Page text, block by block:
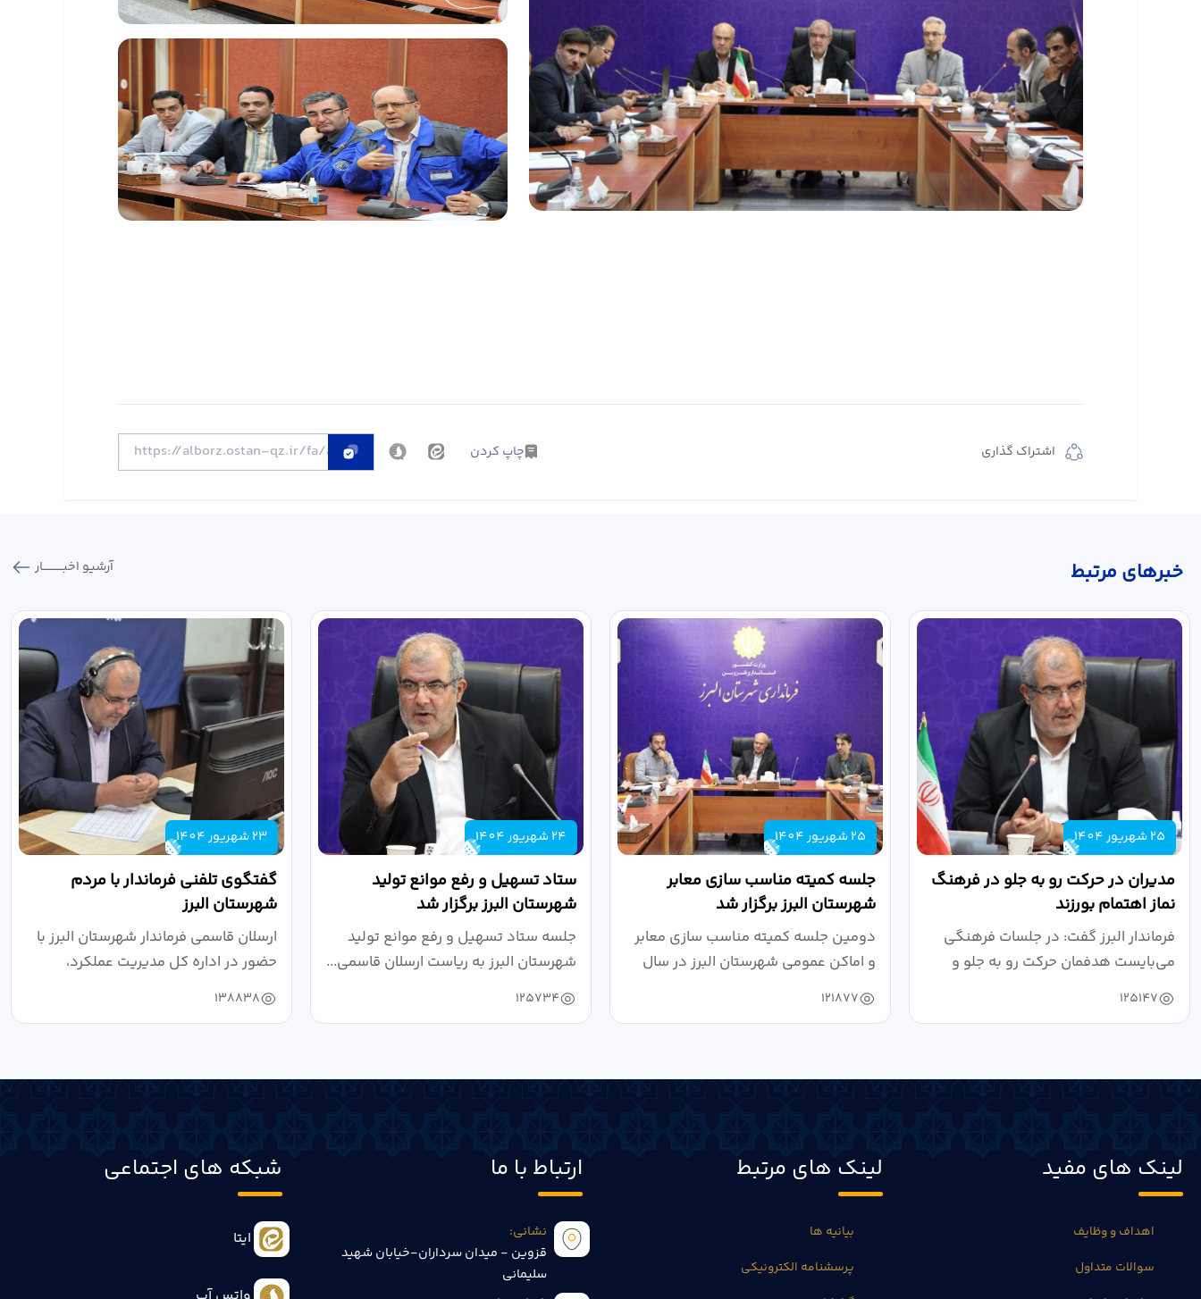
اشتراک گذاری چاپ کردن
خبر‌های مرتبط آرشیو اخبـــــــــــار
25 شهریور 1404
مدیران در حرکت رو به جلو در فرهنگ
نماز اهتمام بورزند
فرماندار البرز گفت: در جلسات فرهنگی
می‌بایست هدفمان حرکت رو به جلو و
دستیابی...
125147
25 شهریور 1404
جلسه کمیته مناسب سازی معابر
شهرستان البرز برگزار شد
دومین جلسه کمیته مناسب سازی معابر
و اماکن عمومی شهرستان البرز در سال
۱۴۰۴ به...
121877
24 شهریور 1404
ستاد تسهیل و رفع موانع تولید
شهرستان البرز برگزار شد
جلسه ستاد تسهیل و رفع موانع تولید
شهرستان البرز به ریاست ارسلان قاسمی...
125734
23 شهریور 1404
گفتگوی تلفنی فرماندار با مردم
شهرستان البرز
ارسلان قاسمی فرماندار شهرستان البرز با
حضور در اداره کل مدیریت عملکرد،
بازرسی...
138838
لینک های مفید
اهداف و وظایف
سوالات متداول
لینک های مرتبط
بیانیه ها
پرسشنامه الکترونیکی
ارتباط با ما
نشانی:
قزوین - میدان سرداران-خیابان شهید
سلیمانی
شبکه های اجتماعی
ایتا